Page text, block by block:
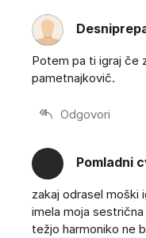
Potem pa ti igraj če
pametnajkovič.
Odgovori
Pomladni
zakaj odrasel moški
imela moja
težjo harmoniko ne